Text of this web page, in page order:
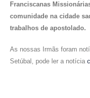
Franciscanas
comunidade na cidade
trabalhos de apostolado.
As nossas Irmãs foram
Setúbal, pode ler a notícia